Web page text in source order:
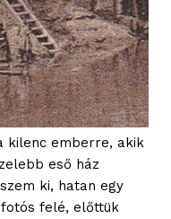
kilenc emberre, akik
eső ház
ki, hatan egy
felé, előttük